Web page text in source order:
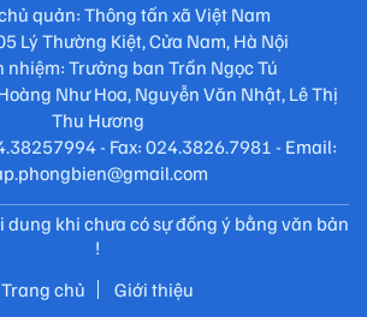
quản: Thông tấn xã Việt Nam
Lý Thường Kiệt, Cửa Nam, Hà Nội
nhiệm: Trưởng ban Trần Ngọc Tú
Như Hoa, Nguyễn Văn Nhật, Lê Thị
Thu Hương
- Fax: 024.3826.7981 - Email:
dung khi chưa có sự đồng ý bằng văn bản
!
Trang chủ
Giới thiệu